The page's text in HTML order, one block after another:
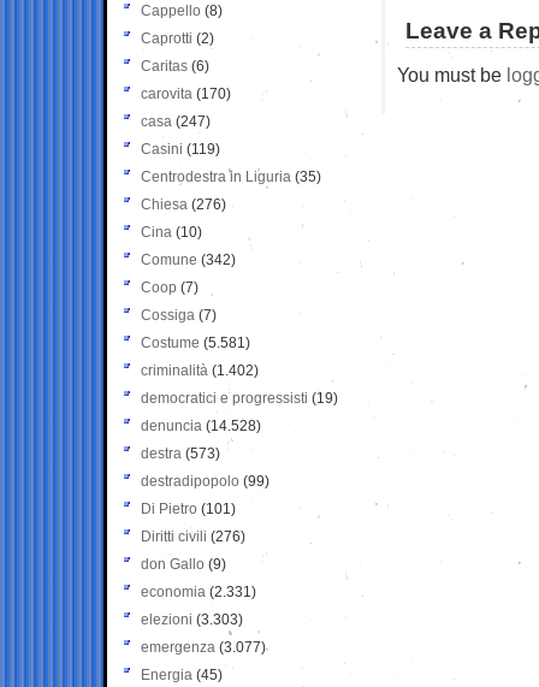
Leave a
You must be
Cappello (8)
Caprotti (2)
Caritas (6)
carovita (170)
casa (247)
Casini (119)
Centrodestra in Liguria (35)
Chiesa (276)
Cina (10)
Comune (342)
Coop (7)
Cossiga (7)
Costume (5.581)
criminalità (1.402)
democratici e progressisti (19)
denuncia (14.528)
destra (573)
destradipopolo (99)
Di Pietro (101)
Diritti civili (276)
don Gallo (9)
economia (2.331)
elezioni (3.303)
emergenza (3.077)
Energia (45)